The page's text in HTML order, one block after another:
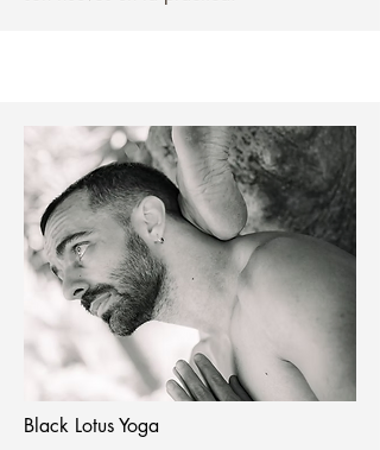
Black Lotus Yoga